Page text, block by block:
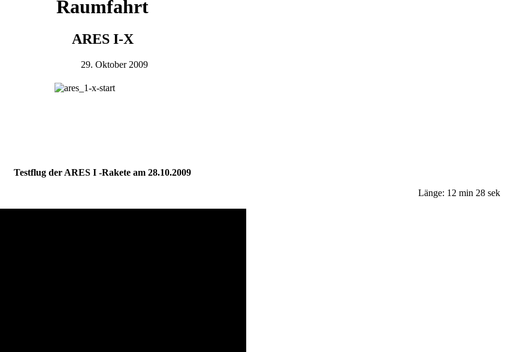
Raumfahrt
ARES I-X
29. Oktober 2009
Testflug der ARES I -Rakete am 28.10.2009
Länge: 12 min 28 sek